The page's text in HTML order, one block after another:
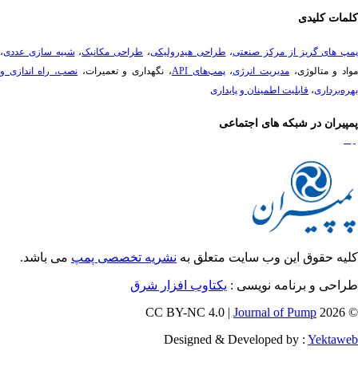
کلیدی
های گریز از مرکز صنعتی، طراحی هیدرولیکی، طراحی مکانیک،شبیه سازی عددی،
و متالوژی،مدیریت انرژی،پمپ‌های API ، نگهداری و تعمیرات،نصب، راه ­اندازی و
،قابلیت اطمینان و پایداری
در شبکه های اجتماعی
حقوق این وب سایت متعلق بهنشریه تخصصی پمپمی باشد.
و برنامه نویسی : یکتاوب افزار شرق
©
Journal of Pump
Designed & Developed by :